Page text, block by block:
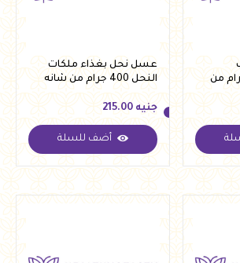
400 جرام من
عسل نحل بغذاء ملكات
النحل 400 جرام من شانه
جنيه
جنيه 215.00
أضف للسلة